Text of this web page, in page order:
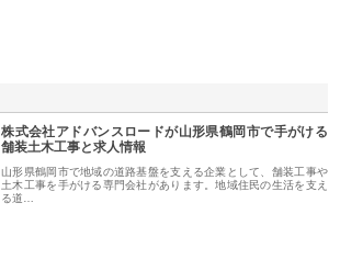
株式会社アドバンスロードが山形県鶴岡市で手がける
舗装土木工事と求人情報
山形県鶴岡市で地域の道路基盤を支える企業として、舗装工事や
土木工事を手がける専門会社があります。地域住民の生活を支え
る道…